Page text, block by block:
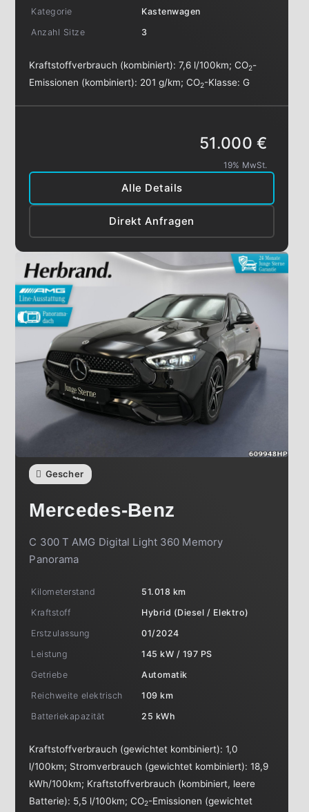
Kategorie
Kastenwagen
Anzahl Sitze
3
Kraftstoffverbrauch (kombiniert):7,6 l/100km;CO2-
Emissionen (kombiniert): 201 g/km;CO2-Klasse:G
Alle Details
Direkt Anfragen
51.000 €
19% MwSt.
Gescher
Mercedes-Benz
C 300 T AMG Digital Light 360 Memory
Panorama
Kilometerstand
51.018 km
Kraftstoff
Hybrid (Diesel / Elektro)
Erstzulassung
01/2024
Leistung
145 kW / 197 PS
Getriebe
Automatik
Reichweite elektrisch
109 km
Batteriekapazität
25 kWh
Kraftstoffverbrauch (gewichtet kombiniert):1,0
l/100km; Stromverbrauch (gewichtet kombiniert):18,9
kWh/100km; Kraftstoffverbrauch (kombiniert, leere
Batterie): 5,5 l/100km;CO2-Emissionen (gewichtet